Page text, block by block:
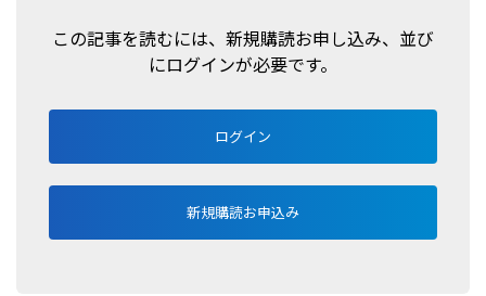
この記事を読むには、新規購読お申し込み、並び
にログインが必要です。
ログイン
新規購読お申込み